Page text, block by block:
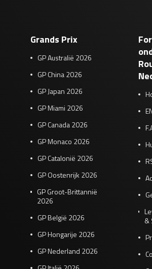
Grands Prix
GP Australië 2026
GP China 2026
GP Japan 2026
GP Miami 2026
GP Canada 2026
GP Monaco 2026
GP Catalonië 2026
GP Oostenrijk 2026
GP Groot-Brittannië
2026
GP België 2026
GP Hongarije 2026
GP Nederland 2026
&